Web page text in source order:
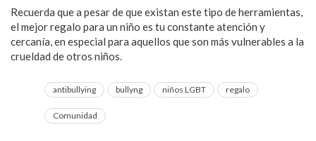
Recuerda que a pesar de que existan este tipo de herramientas,
el mejor regalo para un niño es tu constante atención y
cercanía, en especial para aquellos que son más vulnerables a la
crueldad de otros niños.
antibullying bullyng niños LGBT regalo
Comunidad